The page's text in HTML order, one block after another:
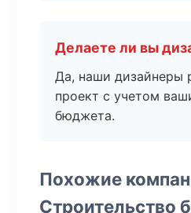
Делаете ли вы
Да, наши дизайнеры
проект с учетом
бюджета.
Похожие
Строительство